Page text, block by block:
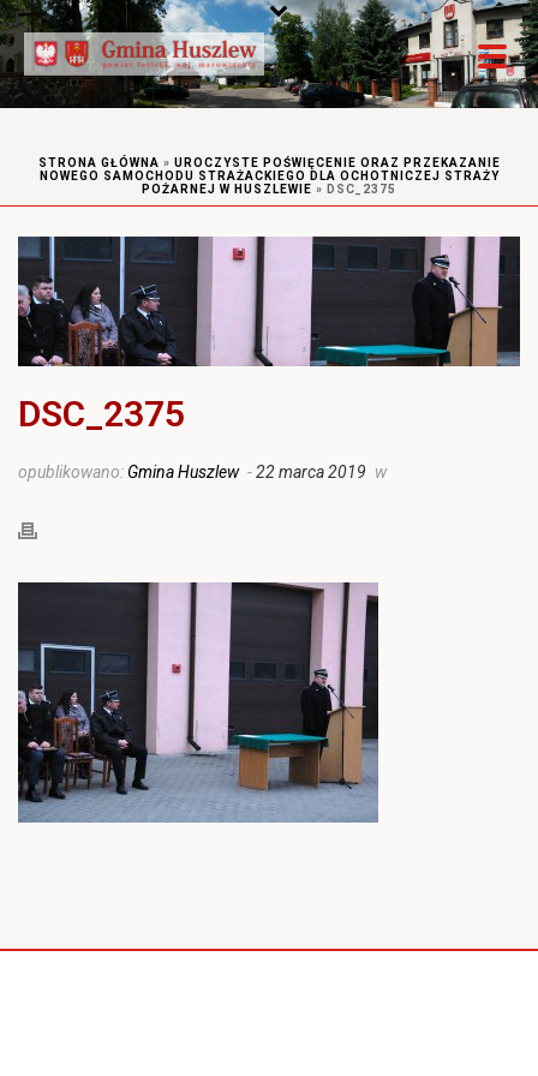
STRONA GŁÓWNA » UROCZYSTE POŚWIĘCENIE ORAZ PRZEKAZANIE
NOWEGO SAMOCHODU STRAŻACKIEGO DLA OCHOTNICZEJ STRAŻY
POŻARNEJ W HUSZLEWIE » DSC_2375
DSC_2375
opublikowano: Gmina Huszlew -22 marca 2019 w